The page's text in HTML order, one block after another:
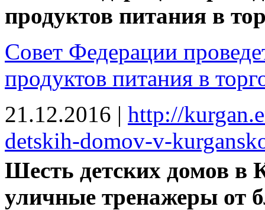
продуктов питания в
Совет Федерации
продуктов питания в
21.12.2016 | http://
detskih-domov-v-
Шесть детских домов в
уличные тренажеры от